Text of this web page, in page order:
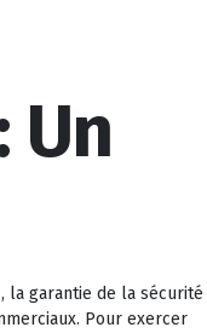
Un
la garantie de la sécurité
Pour exercer